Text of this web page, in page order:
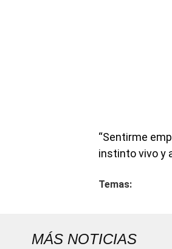
“Sentirme
instinto vivo y
Temas:
MÁS NOTICIAS